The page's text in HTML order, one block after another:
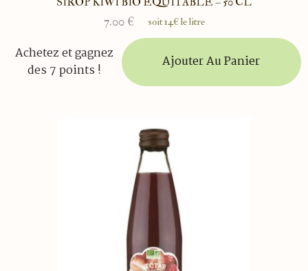
7.00 € soit 14€ le litre
Achetez et gagnez
des 7 points !
Ajouter Au Panier